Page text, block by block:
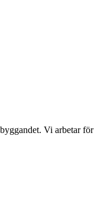
Vi arbetar